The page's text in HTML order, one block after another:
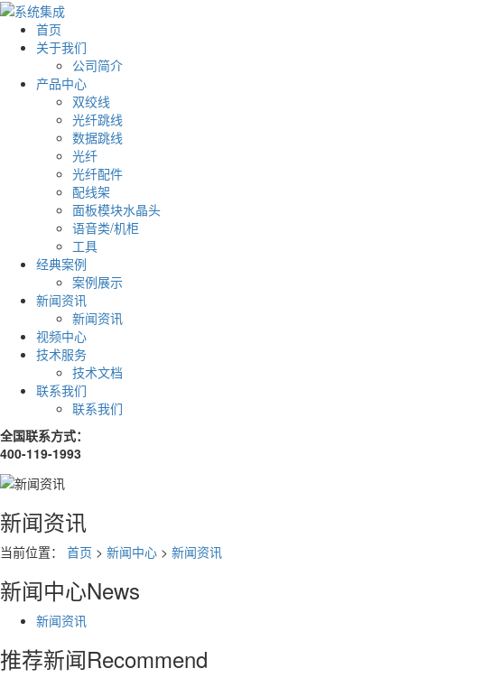
首页
关于我们
公司简介
产品中心
双绞线
光纤跳线
数据跳线
光纤
光纤配件
配线架
面板模块水晶头
语音类/机柜
工具
经典案例
案例展示
新闻资讯
新闻资讯
视频中心
技术服务
技术文档
联系我们
联系我们
全国联系方式：
400-119-1993
新闻资讯
当前位置： 首页 > 新闻中心 > 新闻资讯
新闻中心News
新闻资讯
推荐新闻Recommend